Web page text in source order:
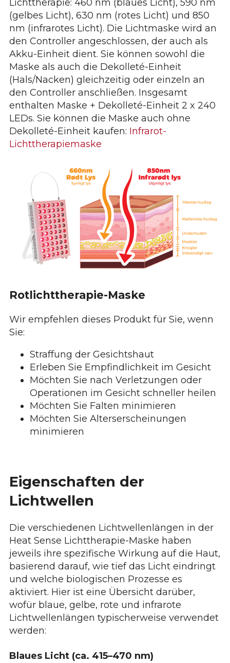
Lichttherapie: 460 nm (blaues Licht), 590 nm
(gelbes Licht), 630 nm (rotes Licht) und 850
nm (infrarotes Licht). Die Lichtmaske wird an
den Controller angeschlossen, der auch als
Akku-Einheit dient. Sie können sowohl die
Maske als auch die Dekolleté-Einheit
(Hals/Nacken) gleichzeitig oder einzeln an
den Controller anschließen. Insgesamt
enthalten Maske + Dekolleté-Einheit 2 x 240
LEDs. Sie können die Maske auch ohne
Dekolleté-Einheit kaufen: Infrarot-
Lichttherapiemaske
Rotlichttherapie-Maske
Wir empfehlen dieses Produkt für Sie, wenn
Sie:
Straffung der Gesichtshaut
Erleben Sie Empfindlichkeit im Gesicht
Möchten Sie nach Verletzungen oder
Operationen im Gesicht schneller heilen
Möchten Sie Falten minimieren
Möchten Sie Alterserscheinungen
minimieren
Eigenschaften der
Lichtwellen
Die verschiedenen Lichtwellenlängen in der
Heat Sense Lichttherapie-Maske haben
jeweils ihre spezifische Wirkung auf die Haut,
basierend darauf, wie tief das Licht eindringt
und welche biologischen Prozesse es
aktiviert. Hier ist eine Übersicht darüber,
wofür blaue, gelbe, rote und infrarote
Lichtwellenlängen typischerweise verwendet
werden:
Blaues Licht (ca. 415–470 nm)